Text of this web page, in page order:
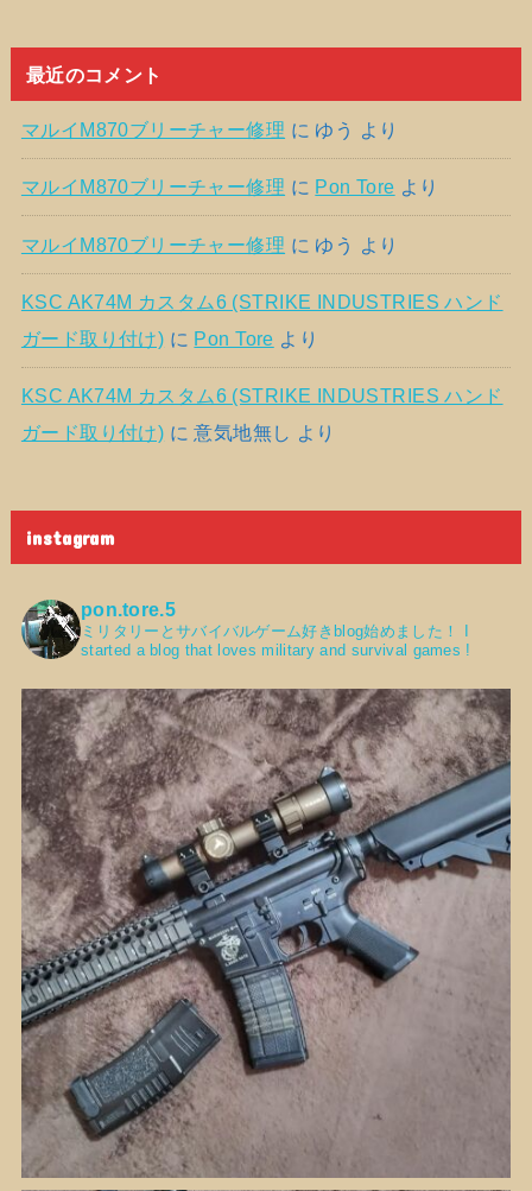
最近のコメント
マルイM870ブリーチャー修理 に ゆう より
マルイM870ブリーチャー修理 に Pon Tore より
マルイM870ブリーチャー修理 に ゆう より
KSC AK74M カスタム6 (STRIKE INDUSTRIES ハンド
ガード取り付け) に Pon Tore より
KSC AK74M カスタム6 (STRIKE INDUSTRIES ハンド
ガード取り付け) に意気地無し より
instagram
pon.tore.5
ミリタリーとサバイバルゲーム好きblog始めました！
started a blog that loves military and survival games !